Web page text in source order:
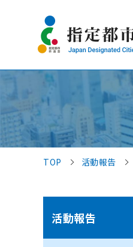
TOP 活動報告
活動報告